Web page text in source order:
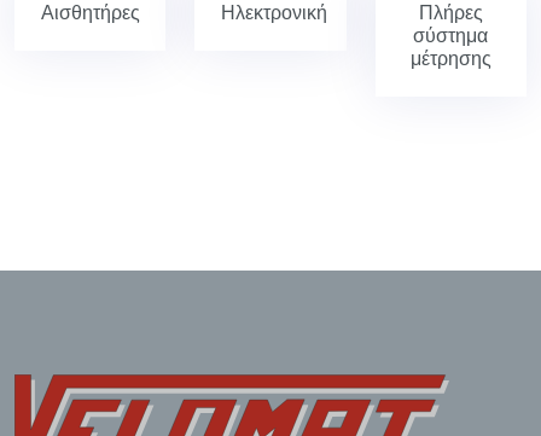
Αισθητήρες Ηλεκτρονική
Πλήρες
σύστημα
μέτρησης